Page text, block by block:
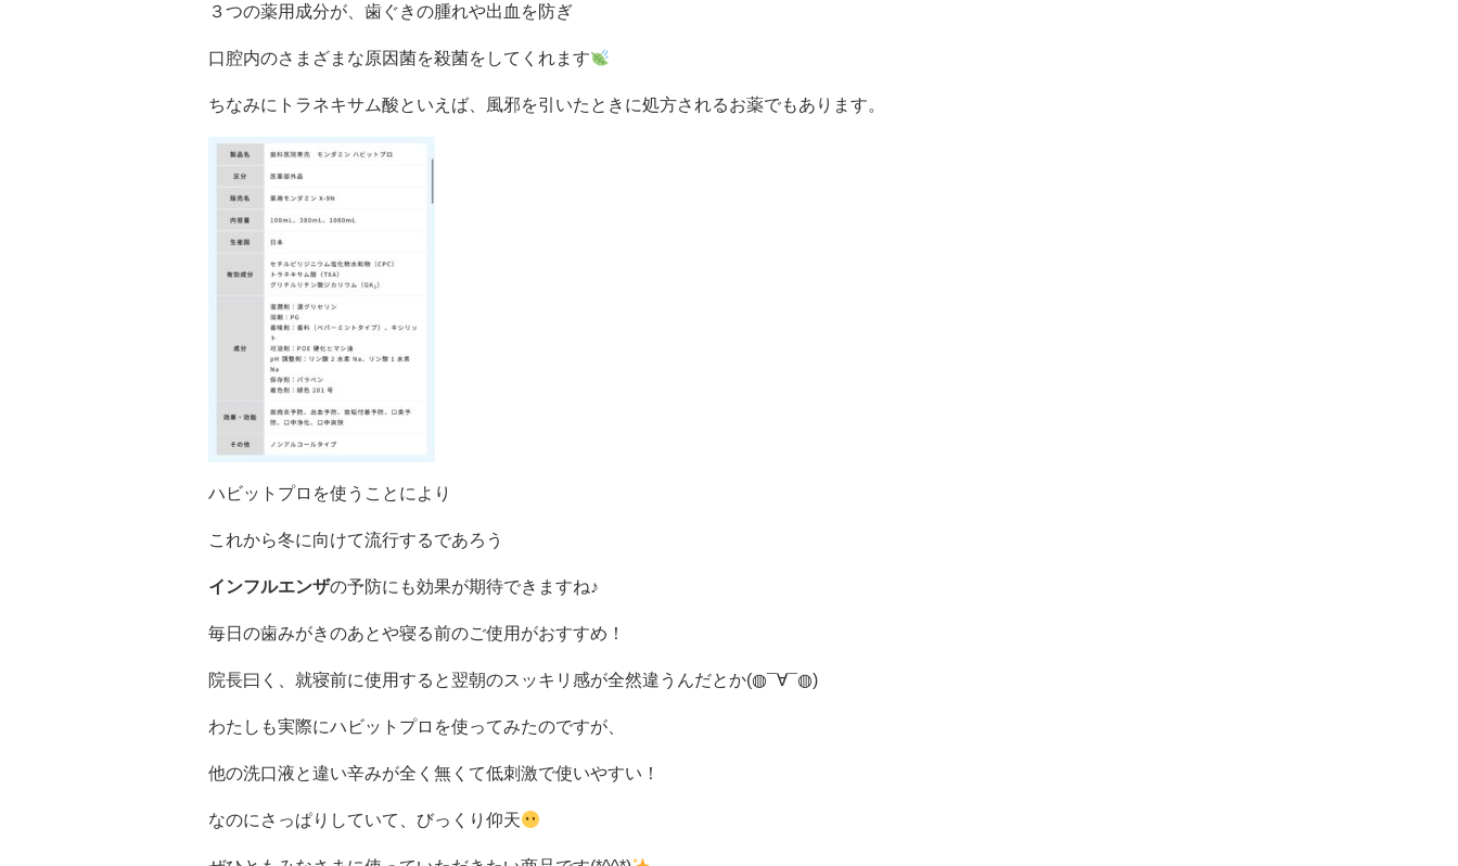
３つの薬用成分が、歯ぐきの腫れや出血を防ぎ
口腔内のさまざまな原因菌を殺菌をしてくれます
ちなみにトラネキサム酸といえば、風邪を引いたときに処方されるお薬でもあります。
ハビットプロを使うことにより
これから冬に向けて流行するであろう
インフルエンザの予防にも効果が期待できますね♪
毎日の歯みがきのあとや寝る前のご使用がおすすめ！
院長曰く、就寝前に使用すると翌朝のスッキリ感が全然違うんだとか(◍¯∀¯◍)
わたしも実際にハビットプロを使ってみたのですが、
他の洗口液と違い辛みが全く無くて低刺激で使いやすい！
なのにさっぱりしていて、びっくり仰天